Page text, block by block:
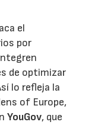
el
por
de optimizar
lo refleja la
of Europe,
YouGov, que